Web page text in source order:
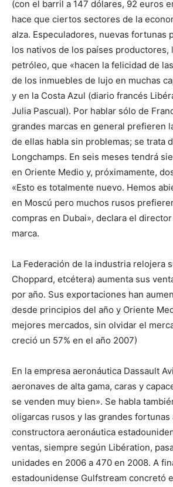
(con el barril a 147 dólares, 92 euros
hace que ciertos sectores de la
alza. Especuladores, nuevas fortunas
los nativos de los países productores,
petróleo, que «hacen la felicidad de
de los inmuebles de lujo en muchas
y en la Costa Azul (diario francés
Julia Pascual). Por hablar sólo de
grandes marcas en general prefieren
de ellas habla sin problemas; se trata
Longchamps. En seis meses tendrá
en Oriente Medio y, próximamente,
«Esto es totalmente nuevo. Hemos
en Moscú pero muchos rusos
compras en Dubai», declara el
marca.
La Federación de la industria relojera
Choppard, etcétera) aumenta sus
por año. Sus exportaciones han
desde principios del año y Oriente
mejores mercados, sin olvidar el
creció un 57% en el año 2007)
En la empresa aeronáutica Dassault
aeronaves de alta gama, caras y
se venden muy bien». Se habla
oligarcas rusos y las grandes fortunas
constructora aeronáutica
ventas, siempre según Libération,
unidades en 2006 a 470 en 2008. A
estadounidense Gulfstream concretó